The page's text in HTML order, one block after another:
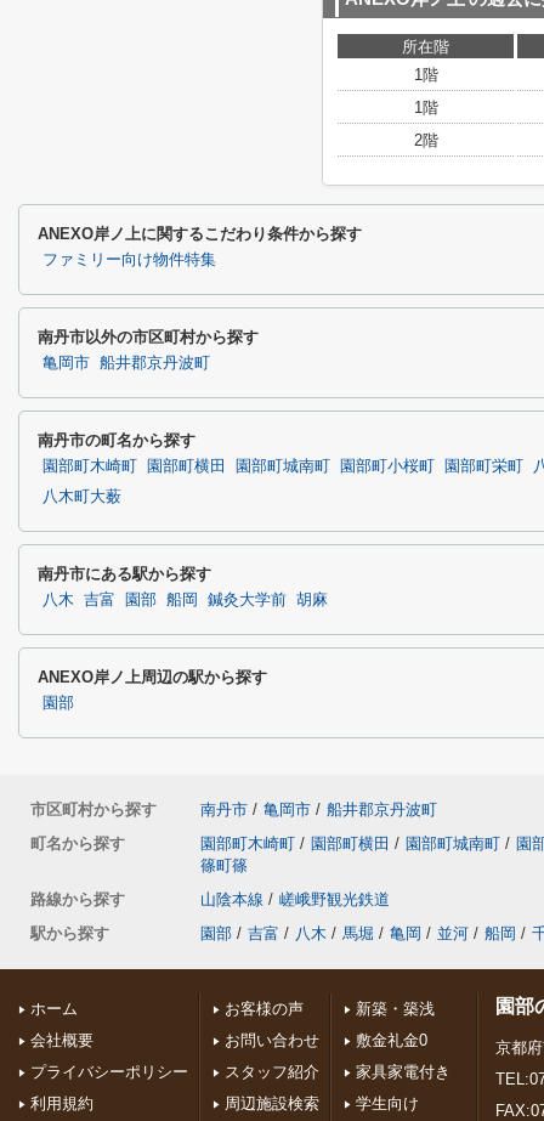
所在階
1階
1階
2階
ANEXO岸ノ上に関するこだわり条件から探す
ファミリー向け物件特集
南丹市以外の市区町村から探す
亀岡市 船井郡京丹波町
南丹市の町名から探す
園部町木崎町 園部町横田 園部町城南町 園部町小桜町 園部町栄町
八木町大薮
南丹市にある駅から探す
八木 吉富 園部 船岡 鍼灸大学前 胡麻
ANEXO岸ノ上周辺の駅から探す
園部
市区町村から探す 南丹市 / 亀岡市 / 船井郡京丹波町
町名から探す
園部町木崎町 / 園部町横田 / 園部町城南町 / 園
篠町篠
路線から探す
山陰本線 / 嵯峨野観光鉄道
駅から探す
園部 / 吉富 / 八木 / 馬堀 / 亀岡 / 並河 / 船岡 /
ホーム
会社概要
プライバシーポリシー
利用規約
お客様の声
お問い合わせ
スタッフ紹介
周辺施設検索
新築・築浅
敷金礼金0
家具家電付き
学生向け
園部
京都